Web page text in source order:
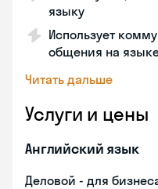
языку
Использует
общения на
Читать дальше
Услуги и цены
Английский язык
Деловой - для